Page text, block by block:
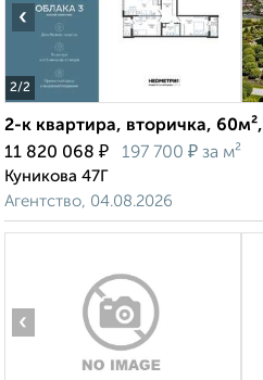
2/2
‹
2-к квартира, вторичка,
11 820 068 ₽ 197 700 ₽ за м²
Куникова 47Г
Агентство, 04.08.2026
‹